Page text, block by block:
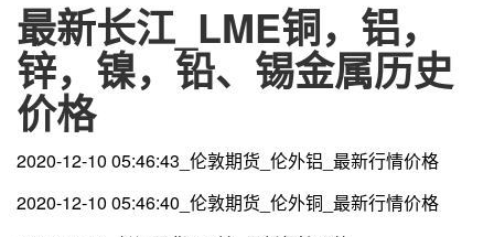
最新长江_LME铜，铝，
锌，镍，铅、锡金属历史
价格
2020-12-10 05:46:43_伦敦期货_伦外铝_最新行情价格
2020-12-10 05:46:40_伦敦期货_伦外铜_最新行情价格